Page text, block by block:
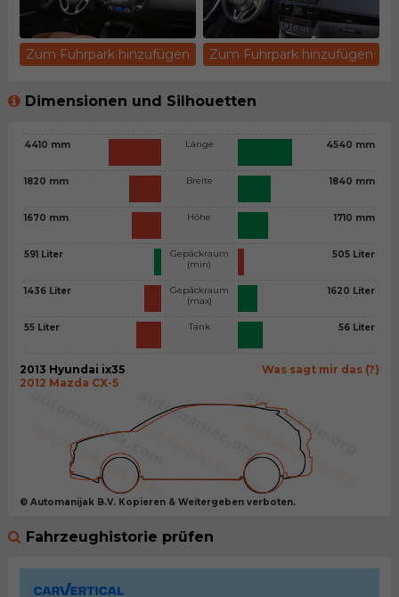
Zum Fuhrpark hinzufügen Zum Fuhrpark hinzufügen
Dimensionen und Silhouetten
4410 mm
1820 mm
1670 mm
591 Liter
1436 Liter
55 Liter
Länge
Breite
Höhe
Gepäckraum
(min)
Gepäckraum
(max)
Tank
4540 mm
1840 mm
1710 mm
505 Liter
1620 Liter
56 Liter
Was sagt mir das (?)
2013 Hyundai ix35
2012 Mazda CX-5
© Automanijak B.V. Kopieren & Weitergeben verboten.
Fahrzeughistorie prüfen